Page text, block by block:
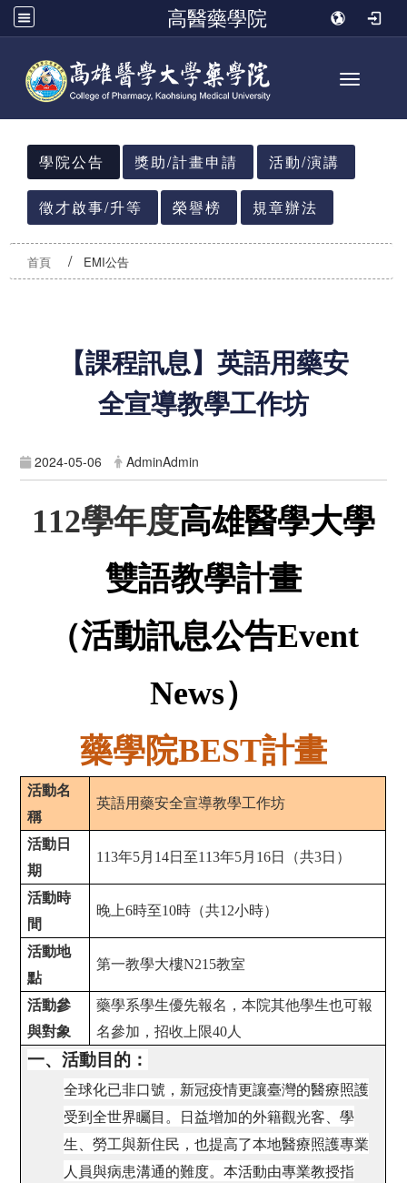
高醫藥學院
Toggle
:::
學院公告
獎助/計畫申請 活動/演講
徵才啟事/升等 榮譽榜 規章辦法
首頁 EMI公告
【課程訊息】英語用藥安
全宣導教學工作坊
2024-05-06 AdminAdmin
112學年度高雄醫學大學
雙語教學計畫
（活動訊息公告Event
News）
藥學院BEST計畫
活動名
稱
英語用藥安全宣導教學工作坊
活動日
期
113年5月14日至113年5月16日（共3日）
活動時
間
晚上6時至10時（共12小時）
活動地
點
第一教學大樓N215教室
活動參
與對象
藥學系學生優先報名，本院其他學生也可報
名參加，招收上限40人
一、活動目的：
全球化已非口號，新冠疫情更讓臺灣的醫療照護
受到全世界矚目。日益增加的外籍觀光客、學
生、勞工與新住民，也提高了本地醫療照護專業
人員與病患溝通的難度。本活動由專業教授指